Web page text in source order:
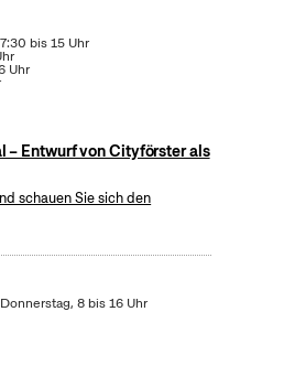
bis 15 Uhr
Uhr
– Entwurf von Cityförster als
schauen Sie sich den
8 bis 16 Uhr